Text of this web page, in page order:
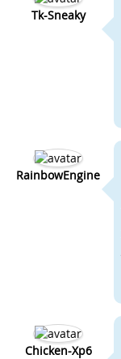
Tk-Sneaky
RainbowEngine
Chicken-Xp6